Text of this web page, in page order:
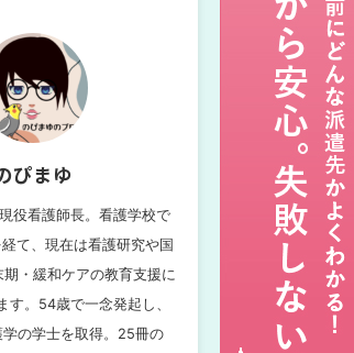
ぴまゆ
役看護師長。看護学校で
て、現在は看護研究や国
・緩和ケアの教育支援に
す。54歳で一念発起し、
の学士を取得。25冊の